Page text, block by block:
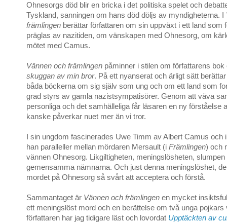
Ohnesorgs död blir en bricka i det politiska spelet och
Tyskland, sanningen om hans död döljs av myndigheterna. I
främlingen berättar författaren om sin uppväxt i ett land som
präglas av nazitiden, om vänskapen med Ohnesorg, om
mötet med Camus.
Vännen och främlingen påminner i stilen om författarens
skuggan av min bror. På ett nyanserat och ärligt sätt
båda böckerna om sig själv som ung och om ett land som
grad styrs av gamla nazistsympatisörer. Genom att väva
personliga och det samhälleliga får läsaren en ny förståelse
kanske påverkar nuet mer än vi tror.
I sin ungdom fascinerades Uwe Timm av Albert Camus och
han paralleller mellan mördaren Mersault (i Främlingen) och
vännen Ohnesorg. Likgiltigheten, meningslösheten, slumpen
gemensamma nämnarna. Och just denna meningslöshet,
mordet på Ohnesorg så svårt att acceptera och förstå.
Sammantaget är Vännen och främlingen en mycket
ett meningslöst mord och en berättelse om två unga pojkars
författaren har jag tidigare läst och lovordat Upptäckten av